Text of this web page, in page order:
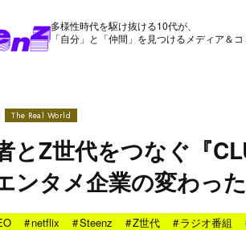
多様性時代を駆け抜ける10代が、
「自分」と「仲間」を見つけるメディア＆
The Real World
とZ世代をつなぐ『
ンタメ企業の変わっ
#netflix #Steenz #Z世代 #ラジオ番組